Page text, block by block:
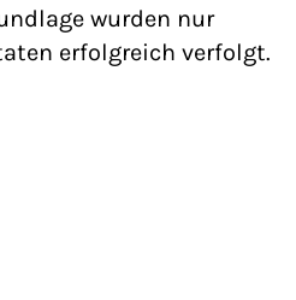
wurden nur
erfolgreich verfolgt.